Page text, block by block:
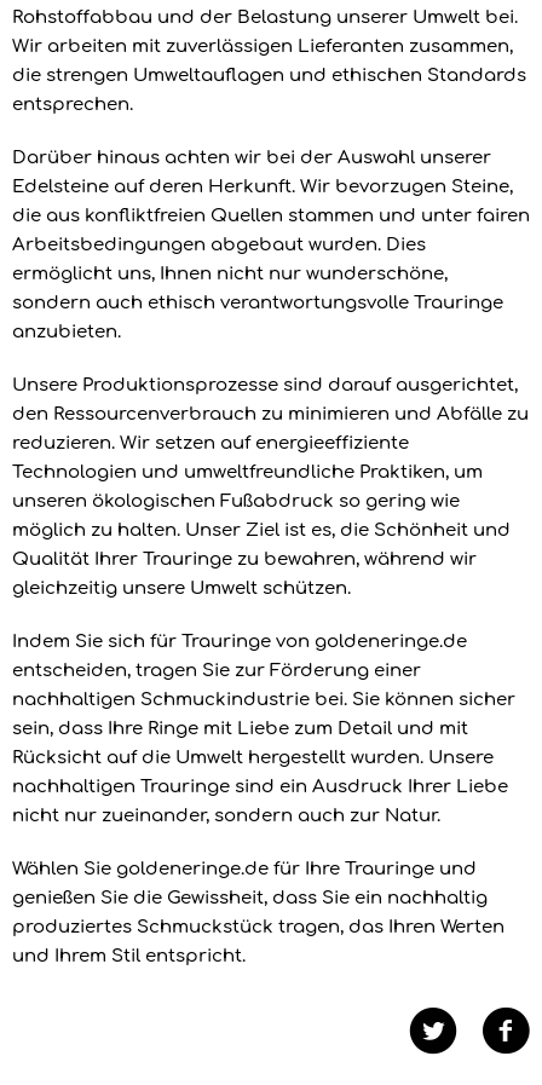
Rohstoffabbau und der Belastung unserer Umwelt bei.
Wir arbeiten mit zuverlässigen Lieferanten zusammen,
die strengen Umweltauflagen und ethischen Standards
entsprechen.
Darüber hinaus achten wir bei der Auswahl unserer
Edelsteine auf deren Herkunft. Wir bevorzugen Steine,
die aus konfliktfreien Quellen stammen und unter fairen
Arbeitsbedingungen abgebaut wurden. Dies
ermöglicht uns, Ihnen nicht nur wunderschöne,
sondern auch ethisch verantwortungsvolle Trauringe
anzubieten.
Unsere Produktionsprozesse sind darauf ausgerichtet,
den Ressourcenverbrauch zu minimieren und Abfälle zu
reduzieren. Wir setzen auf energieeffiziente
Technologien und umweltfreundliche Praktiken, um
unseren ökologischen Fußabdruck so gering wie
möglich zu halten. Unser Ziel ist es, die Schönheit und
Qualität Ihrer Trauringe zu bewahren, während wir
gleichzeitig unsere Umwelt schützen.
Indem Sie sich für Trauringe von goldeneringe.de
entscheiden, tragen Sie zur Förderung einer
nachhaltigen Schmuckindustrie bei. Sie können sicher
sein, dass Ihre Ringe mit Liebe zum Detail und mit
Rücksicht auf die Umwelt hergestellt wurden. Unsere
nachhaltigen Trauringe sind ein Ausdruck Ihrer Liebe
nicht nur zueinander, sondern auch zur Natur.
Wählen Sie goldeneringe.de für Ihre Trauringe und
genießen Sie die Gewissheit, dass Sie ein nachhaltig
produziertes Schmuckstück tragen, das Ihren Werten
und Ihrem Stil entspricht.